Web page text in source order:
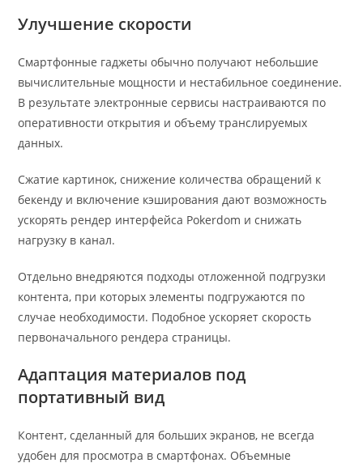
Улучшение скорости
Смартфонные гаджеты обычно получают небольшие
вычислительные мощности и нестабильное соединение.
В результате электронные сервисы настраиваются по
оперативности открытия и объему транслируемых
данных.
Сжатие картинок, снижение количества обращений к
бекенду и включение кэширования дают возможность
ускорять рендер интерфейса Pokerdom и снижать
нагрузку в канал.
Отдельно внедряются подходы отложенной подгрузки
контента, при которых элементы подгружаются по
случае необходимости. Подобное ускоряет скорость
первоначального рендера страницы.
Адаптация материалов под
портативный вид
Контент, сделанный для больших экранов, не всегда
удобен для просмотра в смартфонах. Объемные